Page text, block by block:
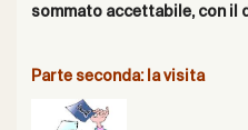
sommato accettabile, con il
Parte seconda: la visita